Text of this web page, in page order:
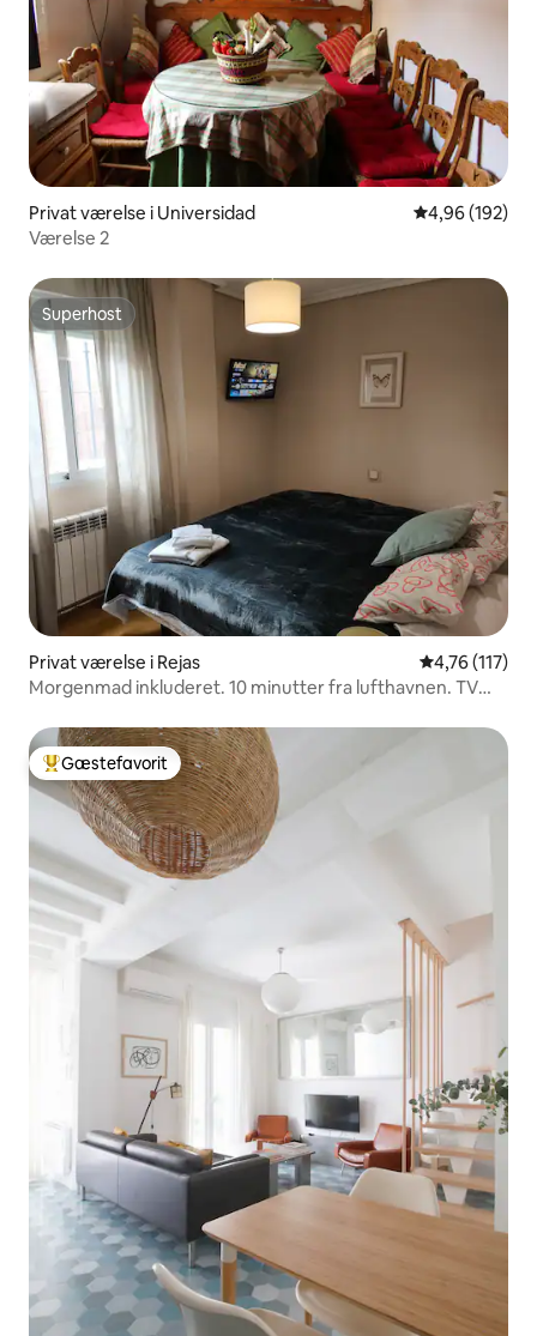
Privat værelse i Universidad 4,96 ud af 5 i
4,96 (192)
Værelse 2
Superhost
Superhost
Privat værelse i Rejas 4,76 ud af 5 i
4,76 (117)
Morgenmad inkluderet. 10 minutter fra lufthavnen. TV
Bedste gæstefavorit
Gæstefavorit